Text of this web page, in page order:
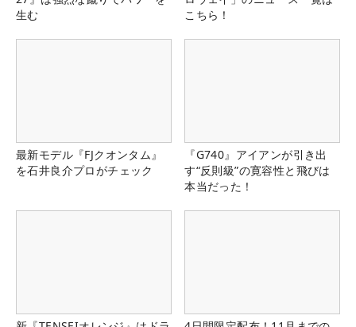
生む
こちら！
最新モデル『FJクオンタム』
を石井良介プロがチェック
『G740』アイアンが引き出
す“反則級”の寛容性と飛びは
本当だった！